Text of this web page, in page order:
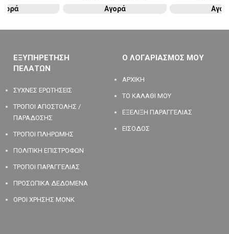
Αγορά
ΕΞΥΠΗΡΕΤΗΣΗ
ΠΕΛΑΤΩΝ
ΣΥΧΝΕΣ ΕΡΩΤΗΣΕΙΣ
ΤΡΟΠΟΙ ΑΠΟΣΤΟΛΗΣ /
ΠΑΡΑΔΟΣΗΣ
ΤΡΟΠΟΙ ΠΛΗΡΩΜΗΣ
ΠΟΛΙΤΙΚΗ ΕΠΙΣΤΡΟΦΩΝ
ΤΡΟΠΟΙ ΠΑΡΑΓΓΕΛΙΑΣ
ΠΡΟΣΩΠΙΚΑ ΔΕΔΟΜΕΝΑ
ΟΡΟΙ ΧΡΗΣΗΣ MONK
Ο ΛΟΓΑΡΙΑΣΜΟΣ ΜΟΥ
ΑΡΧΙΚΗ
ΤΟ ΚΑΛΑΘΙ ΜΟΥ
ΕΞΕΛΙΞΗ ΠΑΡΑΓΓΕΛΙΑΣ
ΕΙΣΟΔΟΣ